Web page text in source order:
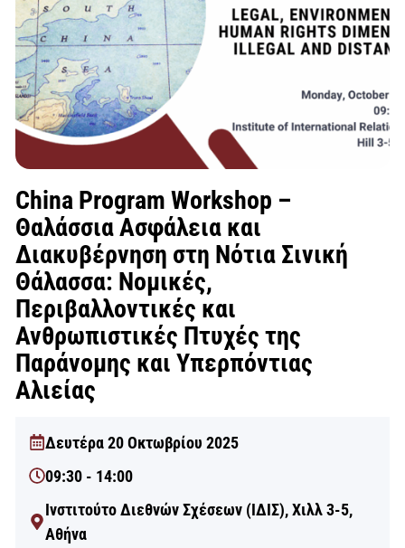
China Program Workshop –
Θαλάσσια Ασφάλεια και
Διακυβέρνηση στη Νότια Σινική
Θάλασσα: Νομικές,
Περιβαλλοντικές και
Ανθρωπιστικές Πτυχές της
Παράνομης και Υπερπόντιας
Αλιείας
Δευτέρα 20 Οκτωβρίου 2025
09:30 - 14:00
Ινστιτούτο Διεθνών Σχέσεων (ΙΔΙΣ), Χιλλ 3-5,
Αθήνα